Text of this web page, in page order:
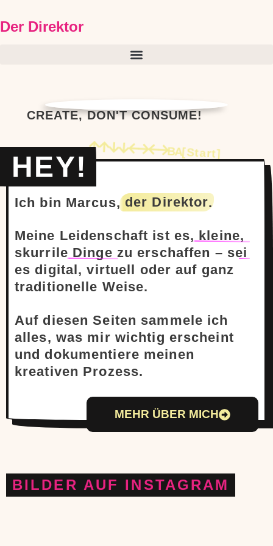
Der Direktor
CREATE, DON'T CONSUME!
BA[Start]
HEY!
Ich bin Marcus, der Direktor.
Meine Leidenschaft ist es, kleine,
skurrile Dinge zu erschaffen – sei
es digital, virtuell oder auf ganz
traditionelle Weise.
Auf diesen Seiten sammele ich
alles, was mir wichtig erscheint
und dokumentiere meinen
kreativen Prozess.
MEHR ÜBER MICH
BILDER AUF INSTAGRAM